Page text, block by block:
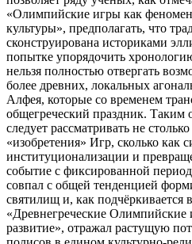
«Олимпийские игры как феномен
культуры», предполагать, что
сконструирована историками
попытке упорядочить
нельзя полностью отвергать
более древних, локальных
Алфея, которые со временем
общегреческий праздник. Таким
следует рассматривать не
«изобретения» Игр, сколько как
институционализации и
событие с фиксированной
совпал с общей тенденцией
святилищ и, как подчёркивается
«Древнегреческие
развитие», отражал растущую